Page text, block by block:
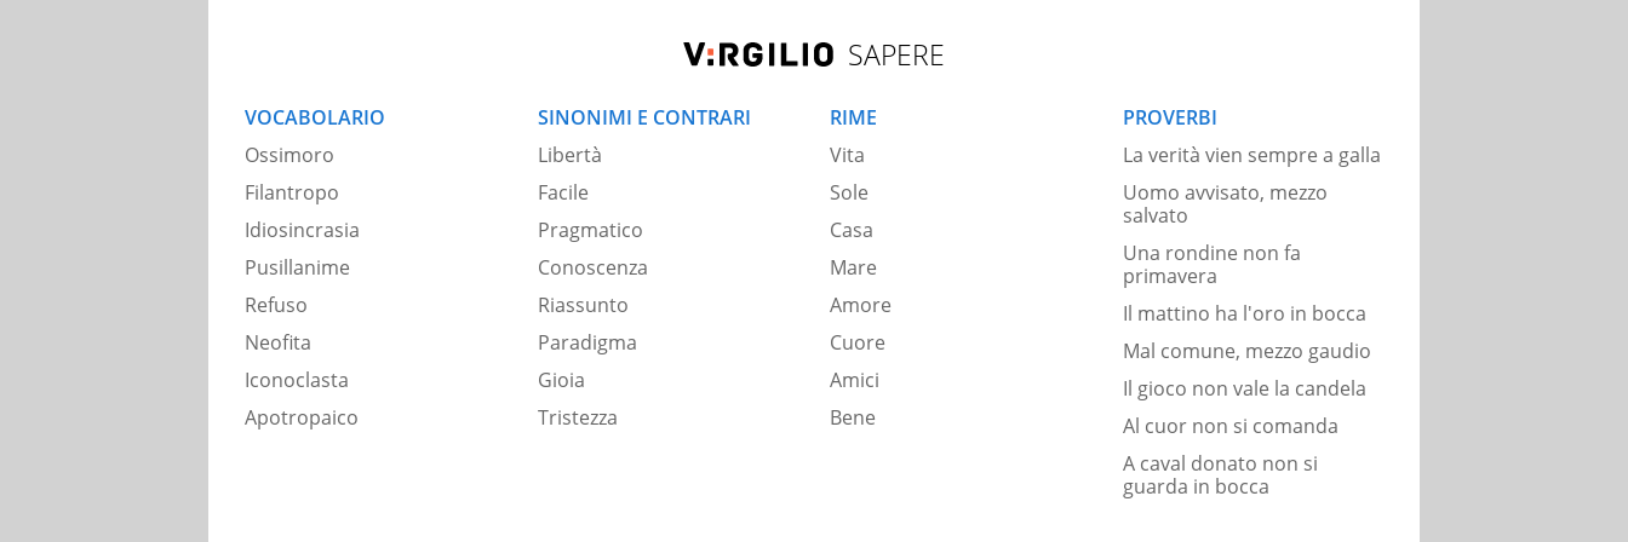
SAPERE
VOCABOLARIO
Ossimoro
Filantropo
Idiosincrasia
Pusillanime
Refuso
Neofita
Iconoclasta
Apotropaico
SINONIMI E CONTRARI
Libertà
Facile
Pragmatico
Conoscenza
Riassunto
Paradigma
Gioia
Tristezza
RIME
Vita
Sole
Casa
Mare
Amore
Cuore
Amici
Bene
PROVERBI
La verità vien sempre a galla
Uomo avvisato, mezzo
salvato
Una rondine non fa
primavera
Il mattino ha l'oro in bocca
Mal comune, mezzo gaudio
Il gioco non vale la candela
Al cuor non si comanda
A caval donato non si
guarda in bocca